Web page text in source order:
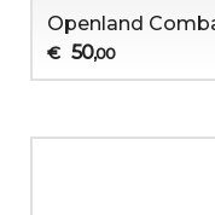
Openland
€ 50,00